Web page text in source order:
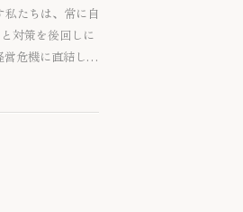
たちは、常に自
対策を後回しに
危機に直結しま